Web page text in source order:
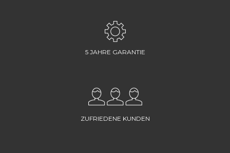
5 JAHRE GARANTIE
ZUFRIEDENE KUNDEN